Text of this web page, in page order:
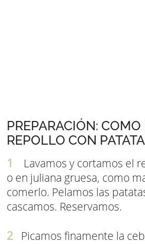
PREPARACIÓN: COMO
REPOLLO CON
Lavamos y cortamos el
o en juliana gruesa, como
comerlo. Pelamos las
cascamos. Reservamos.
Picamos finamente la